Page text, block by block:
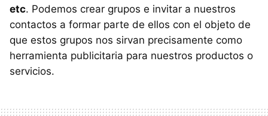
etc. Podemos crear grupos e invitar a nuestros
contactos a formar parte de ellos con el objeto de
que estos grupos nos sirvan precisamente como
herramienta publicitaria para nuestros productos o
servicios.